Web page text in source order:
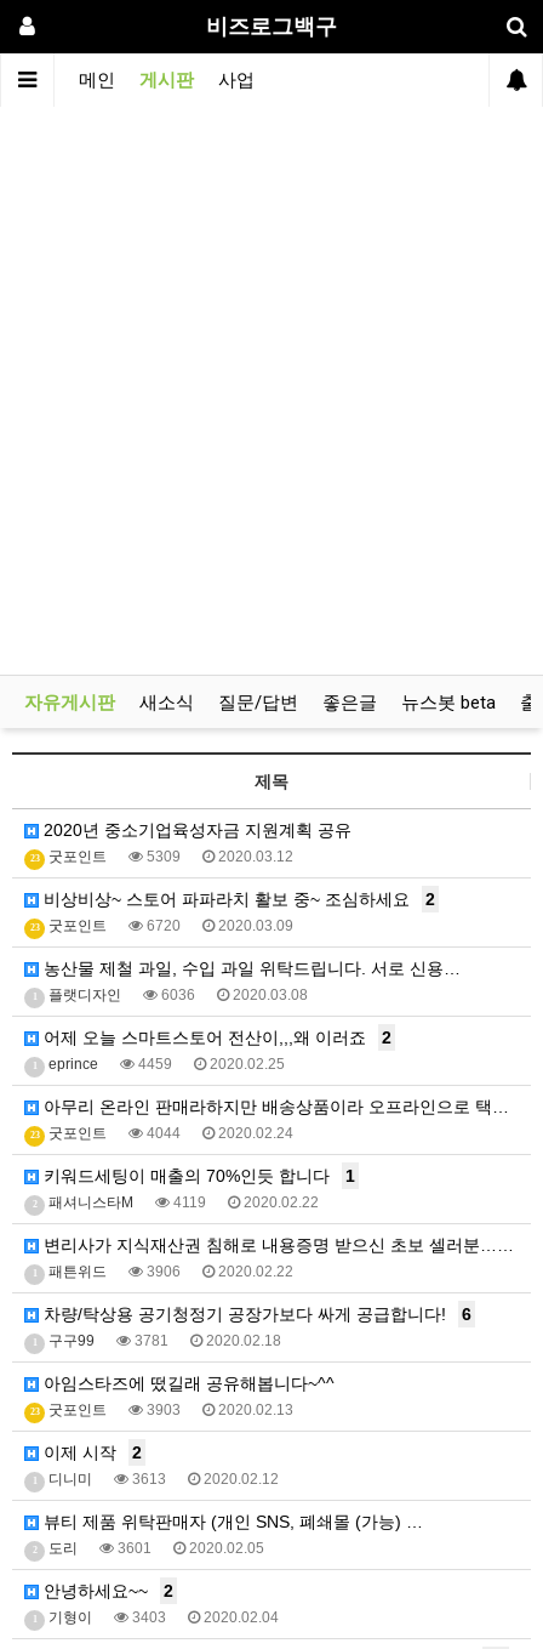
비즈로그백구
메인 게시판 사업
자유게시판 새소식 질문/답변 좋은글 뉴스봇 beta 출
제목
2020년 중소기업육성자금 지원계획 공유
23 굿포인트 5309 2020.03.12
비상비상~ 스토어 파파라치 활보 중~ 조심하세요 2
23 굿포인트 6720 2020.03.09
농산물 제철 과일, 수입 과일 위탁드립니다. 서로 신용…
플랫디자인 6036 2020.03.08
어제 오늘 스마트스토어 전산이,,,왜 이러죠 2
eprince 4459 2020.02.25
아무리 온라인 판매라하지만 배송상품이라 오프라인으로 택…
23 굿포인트 4044 2020.02.24
키워드세팅이 매출의 70%인듯 합니다 1
2 패셔니스타M 4119 2020.02.22
변리사가 지식재산권 침해로 내용증명 받으신 초보 셀러분…
패튼위드 3906 2020.02.22
차량/탁상용 공기청정기 공장가보다 싸게 공급합니다! 6
구구99 3781 2020.02.18
아임스타즈에 떴길래 공유해봅니다~^^
23 굿포인트 3903 2020.02.13
이제 시작 2
디니미 3613 2020.02.12
뷰티 제품 위탁판매자 (개인 SNS, 폐쇄몰 (가능) …
2 도리 3601 2020.02.05
안녕하세요~~ 2
기형이 3403 2020.02.04